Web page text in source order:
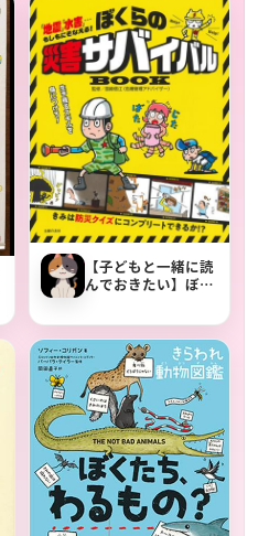
【子どもと一緒に読
んでおきたい】ぼく